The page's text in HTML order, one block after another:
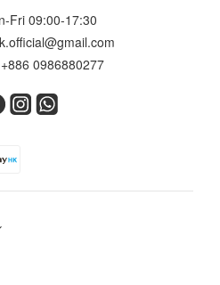
Fri 09:00-17:30
0986880277